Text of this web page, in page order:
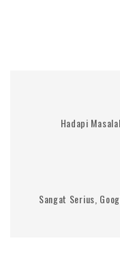
Hadapi
Sangat Serius,